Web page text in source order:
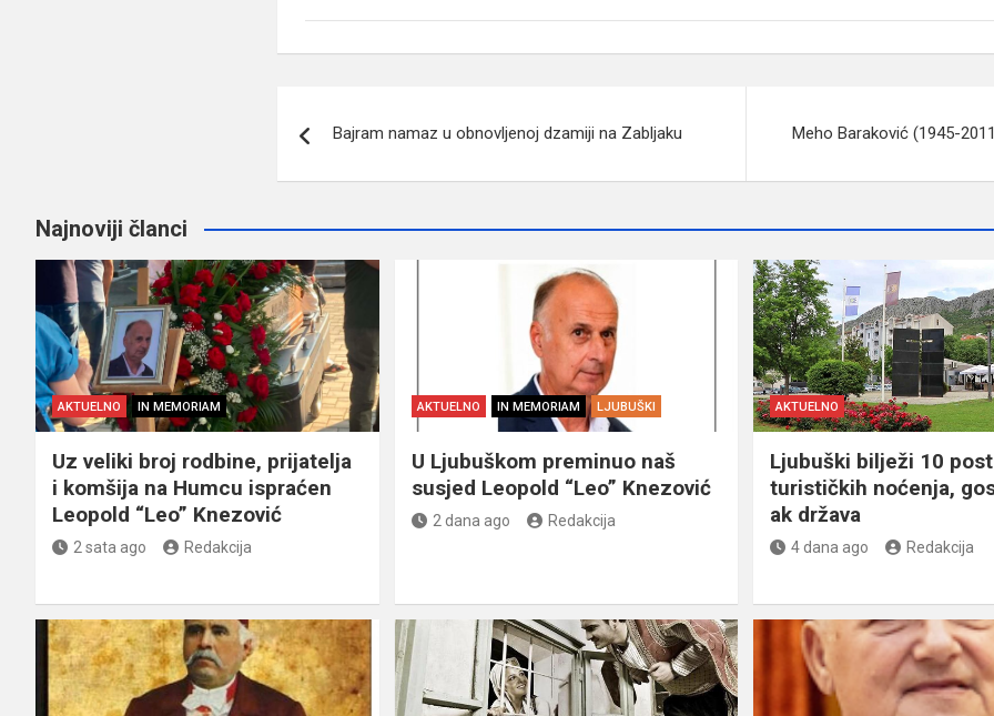
članaka
Bajram namaz u obnovljenoj dzamiji na Zabljaku Meho Baraković (1945-
Najnoviji članci
AKTUELNO IN MEMORIAM
Uz veliki broj rodbine, prijatelja
i komšija na Humcu ispraćen
Leopold “Leo” Knezović
2 sata ago Redakcija
AKTUELNO IN MEMORIAM LJUBUŠKI
U Ljubuškom preminuo naš
susjed Leopold “Leo” Knezović
2 dana ago Redakcija
AKTUELNO
Ljubuški bilježi 10
turističkih noćenja,
ak država
4 dana ago Redakcija